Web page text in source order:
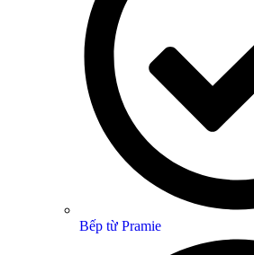
Bếp từ Pramie